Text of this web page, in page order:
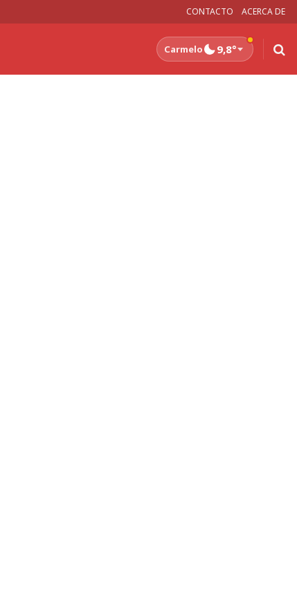
CONTACTO ACERCA DE
Carmelo 9,8°